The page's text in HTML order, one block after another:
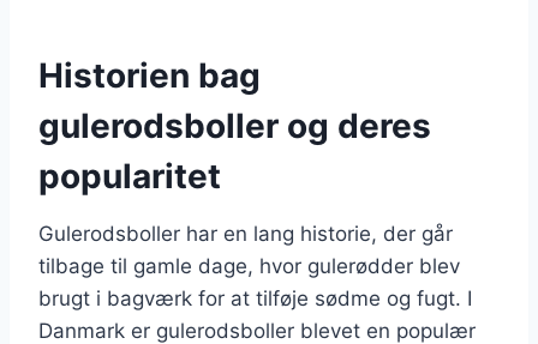
Historien bag
gulerodsboller og deres
popularitet
Gulerodsboller har en lang historie, der går
tilbage til gamle dage, hvor gulerødder blev
brugt i bagværk for at tilføje sødme og fugt. I
Danmark er gulerodsboller blevet en populær